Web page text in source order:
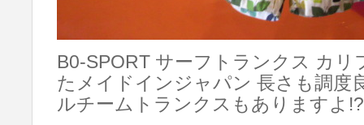
B0-SPORT サーフトランクス カ
たメイドインジャパン 長さも調度
ルチームトランクスもありますよ